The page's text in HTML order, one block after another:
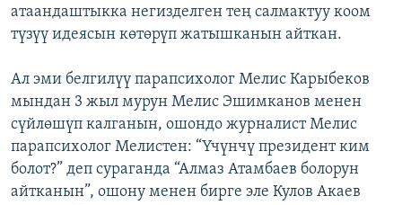
атаандаштыкка негизделген тең салмактуу коом
түзүү идеясын көтөрүп жатышканын айткан.
Ал эми белгилүү парапсихолог Мелис Карыбеков
мындан 3 жыл мурун Мелис Эшимканов менен
сүйлөшүп калганын, ошондо журналист Мелис
парапсихолог Мелистен: “Үчүнчү президент ким
болот?” деп сураганда “Алмаз Атамбаев болорун
айтканын”, ошону менен бирге эле Кулов Акаев